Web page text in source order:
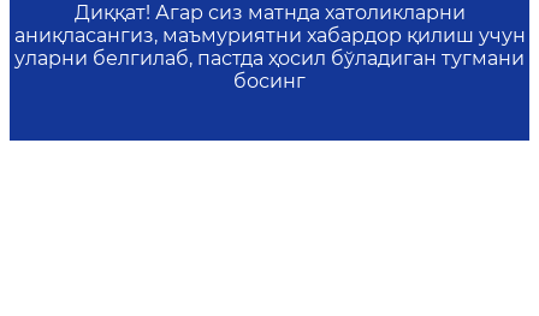
Диққат! Агар сиз матнда хатоликларни
аниқласангиз, маъмуриятни хабардор қилиш учун
уларни белгилаб, пастда ҳосил бўладиган тугмани
босинг